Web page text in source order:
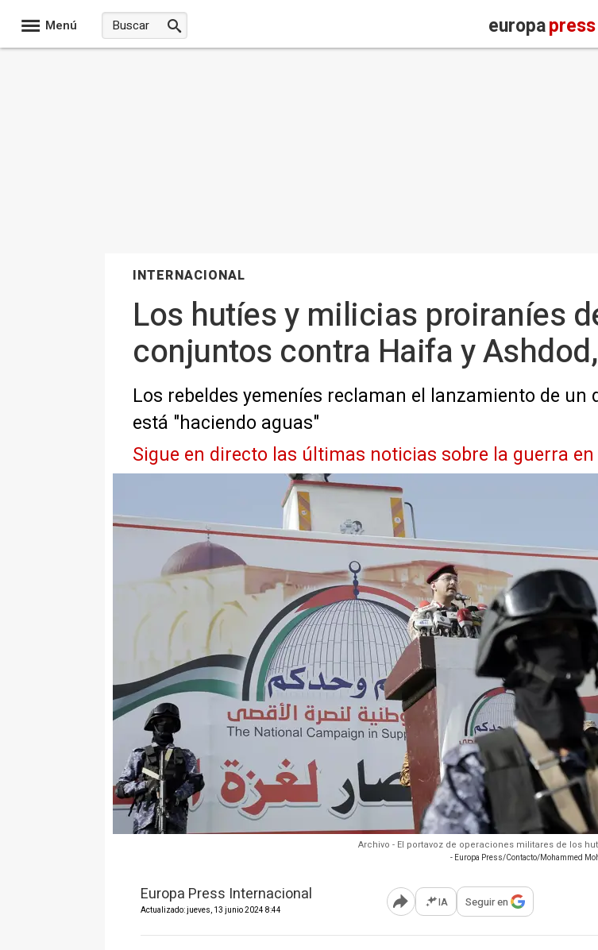
Menú europapress
INTERNACIONAL
Los hutíes y milicias proiraníes
conjuntos contra Haifa y
Los rebeldes yemeníes reclaman el lanzamiento de
está "haciendo aguas"
Sigue en directo las últimas noticias sobre la guerra en
Archivo - El portavoz de operaciones militares de los
- Europa Press/Contacto/Mohammed
Europa Press Internacional
Actualizado: jueves, 13 junio 2024 8:44 Abrir opciones para compartir
IA Seguir en